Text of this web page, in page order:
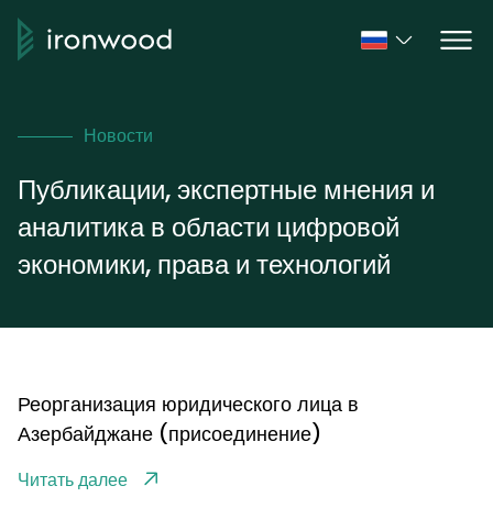
Новости
Публикации, экспертные мнения и
аналитика в области цифровой
экономики, права и технологий
Реорганизация юридического лица в
Азербайджане (присоединение)
Читать далее